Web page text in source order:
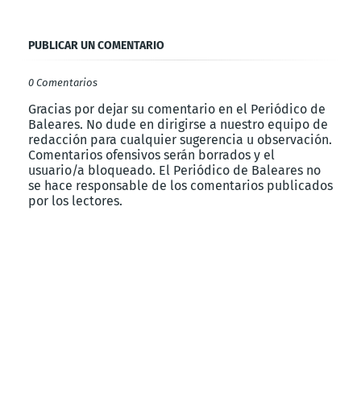
PUBLICAR UN COMENTARIO
0 Comentarios
Gracias por dejar su comentario en el Periódico de
Baleares. No dude en dirigirse a nuestro equipo de
redacción para cualquier sugerencia u observación.
Comentarios ofensivos serán borrados y el
usuario/a bloqueado. El Periódico de Baleares no
se hace responsable de los comentarios publicados
por los lectores.